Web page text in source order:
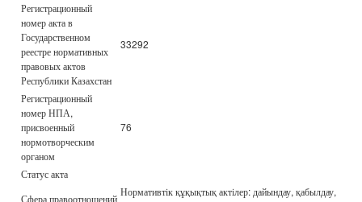
Регистрационный
номер акта в
Государственном
реестре нормативных
правовых актов
Республики Казахстан
33292
Регистрационный
номер НПА,
присвоенный
нормотворческим
органом
76
Статус акта
Сфера правоотношений
Нормативтік құқықтық актілер: дайындау, қабылдау,